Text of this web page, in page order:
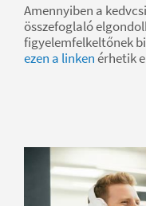
Amennyiben a
összefoglaló
figyelemfelkeltőnek
ezen a linkenérhetik